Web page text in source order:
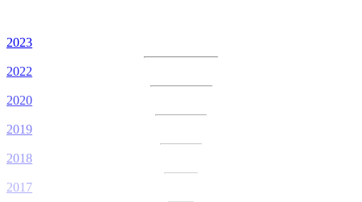
2023
2022
2020
2019
2018
2017